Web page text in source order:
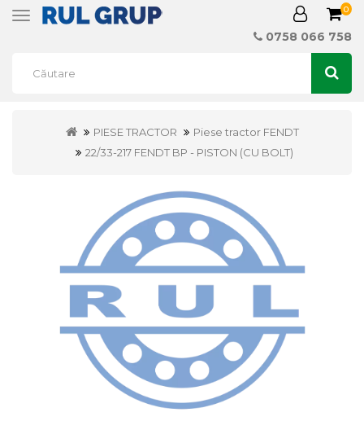
Toggle
0
0758 066 758
PIESE TRACTOR
Piese tractor FENDT
22/33-217 FENDT BP - PISTON (CU BOLT)